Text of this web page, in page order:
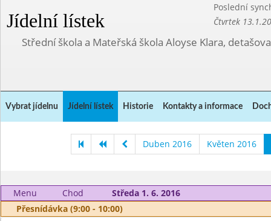
Jídelní lístek
Poslední
Čtvrtek
Střední škola a Mateřská škola Aloyse Klara,
Vybrat jídelnu Jídelní lístek Historie Kontakty a informace
Duben 2016 Květen 2016
Menu Chod
Středa 1. 6. 2016
Přesnídávka (9:00 - 10:00)